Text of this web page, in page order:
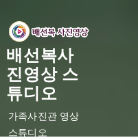
content
배선복사
진영상 스
튜디오
가족사진관 영상
스튜디오